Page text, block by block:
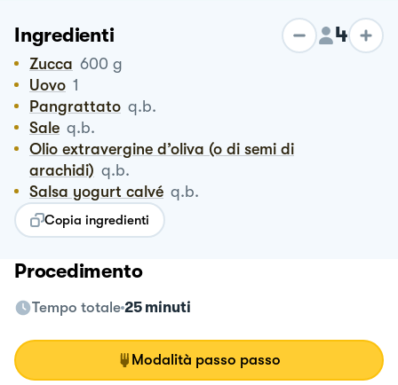
Ingredienti 4
Zucca 600 g
Uovo 1
Pangrattato q.b.
Sale q.b.
Olio extravergine d’oliva (o di semi di
arachidi) q.b.
Salsa yogurt calvé q.b.
Copia ingredienti
Procedimento
Tempo totale 25 minuti
Modalità passo passo